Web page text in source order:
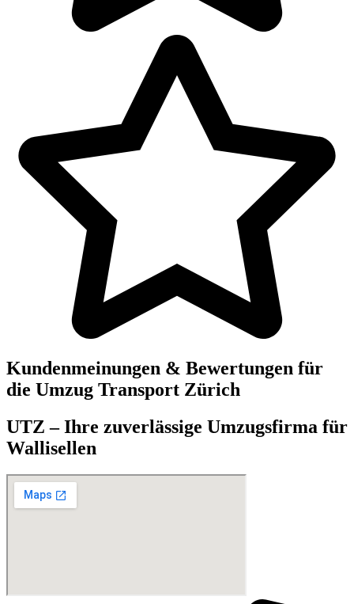
Kundenmeinungen & Bewertungen für
die Umzug Transport Zürich
UTZ – Ihre zuverlässige Umzugsfirma für
Wallisellen